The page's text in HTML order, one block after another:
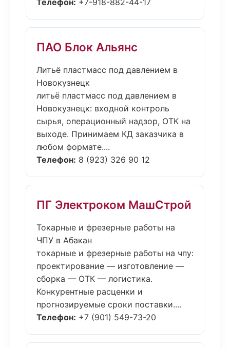
Телефон: +7-918-882-44-17
ПАО Блок Альянс
Литьё пластмасс под давлением в
Новокузнецк
литьё пластмасс под давлением в
Новокузнецк: входной контроль
сырья, операционный надзор, ОТК на
выходе. Принимаем КД заказчика в
любом формате....
Телефон: 8 (923) 326 90 12
ПГ Электроком МашСтрой
Токарные и фрезерные работы на
ЧПУ в Абакан
токарные и фрезерные работы на чпу:
проектирование — изготовление —
сборка — ОТК — логистика.
Конкурентные расценки и
прогнозируемые сроки поставки....
Телефон: +7 (901) 549-73-20